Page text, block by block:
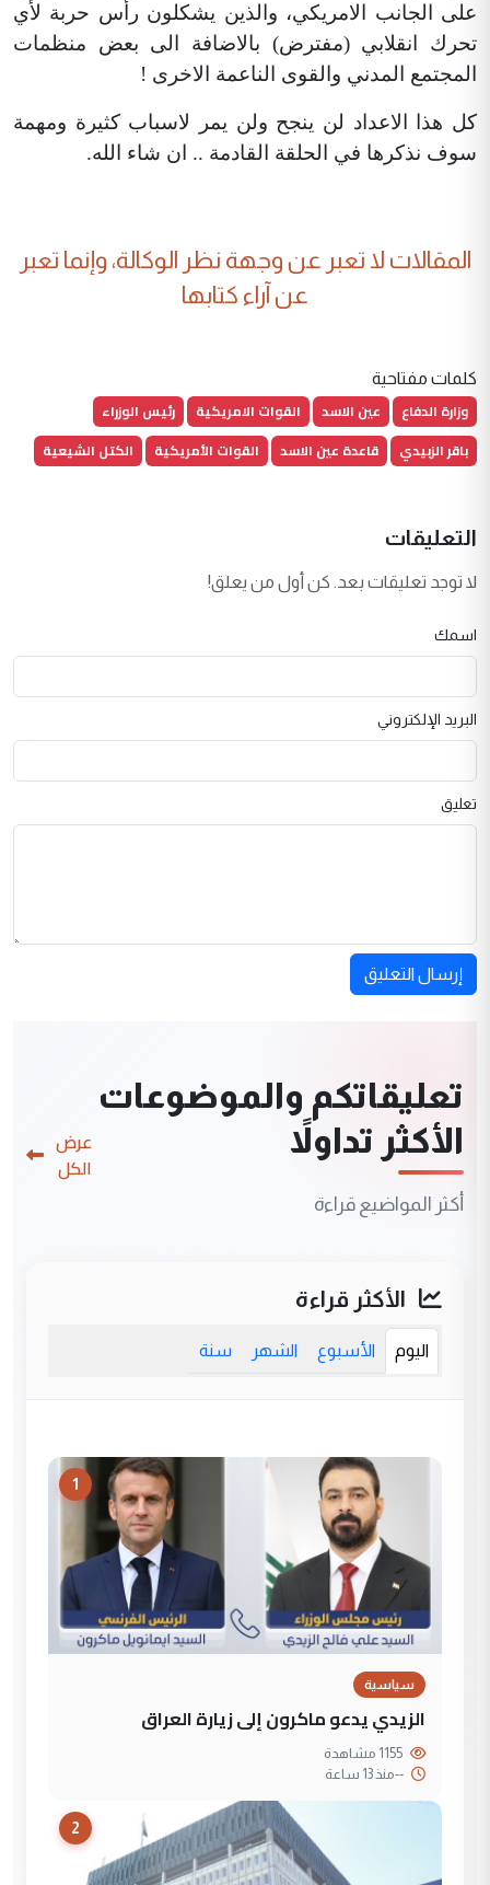
على الجانب الامريكي، والذين يشكلون رأس حربة لأي
تحرك انقلابي (مفترض) بالاضافة الى بعض منظمات
المجتمع المدني والقوى الناعمة الاخرى !
كل هذا الاعداد لن ينجح ولن يمر لاسباب كثيرة ومهمة
سوف نذكرها في الحلقة القادمة .. ان شاء الله.
المقالات لا تعبر عن وجهة نظر الوكالة، وإنما تعبر
عن آراء كتابها
كلمات مفتاحية
وزارة الدفاع عين الاسد القوات الامريكية
رئيس الوزراء
باقر الزبيدي
قاعدة عين الاسد القوات الأمريكية الكتل الشيعية
التعليقات
لا توجد تعليقات بعد. كن أول من يعلق!
اسمك
البريد الإلكتروني
تعليق
إرسال التعليق
تعليقاتكم والموضوعات
الأكثر تداولاً
أكثر المواضيع قراءة
عرض
الكل
الأكثر قراءة
اليوم الأسبوع الشهر سنة
1
سياسية
الزيدي يدعو ماكرون إلى زيارة العراق
--منذ 13 ساعة
2